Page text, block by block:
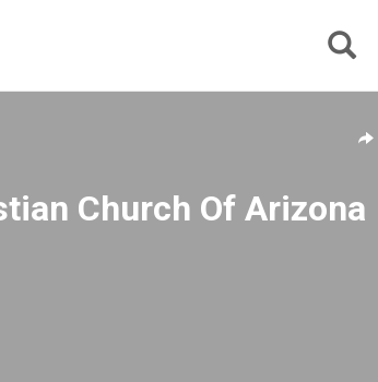
Church Of Arizona